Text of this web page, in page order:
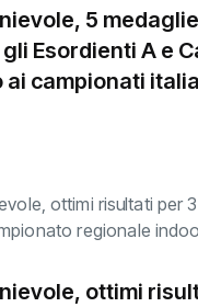
5
Esordienti A e
ai campionati
ottimi